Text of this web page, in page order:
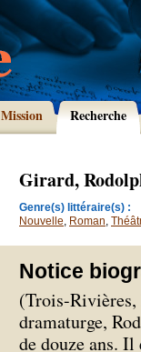
Mission Recherche
Girard,
Genre(s) littéraire(s) :
Nouvelle, Roman,
Notice
(Trois-
dramaturge,
de douze ans.